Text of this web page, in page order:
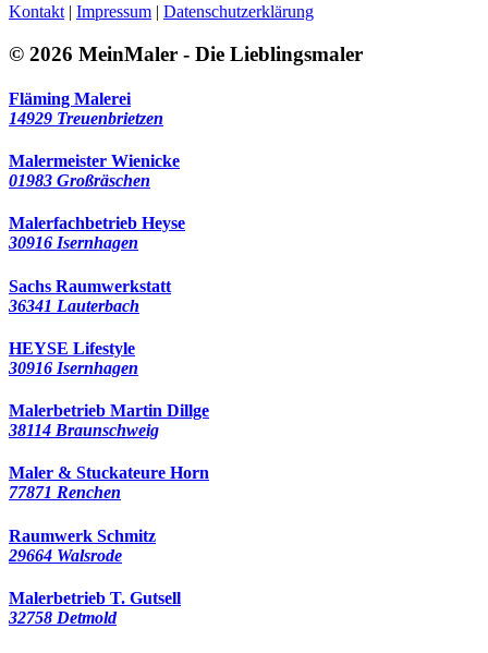
Kontakt | Impressum | Datenschutzerklärung
© 2026 MeinMaler - Die Lieblingsmaler
Fläming Malerei
14929 Treuenbrietzen
Malermeister Wienicke
01983 Großräschen
Malerfachbetrieb Heyse
30916 Isernhagen
Sachs Raumwerkstatt
36341 Lauterbach
HEYSE Lifestyle
30916 Isernhagen
Malerbetrieb Martin Dillge
38114 Braunschweig
Maler & Stuckateure Horn
77871 Renchen
Raumwerk Schmitz
29664 Walsrode
Malerbetrieb T. Gutsell
32758 Detmold